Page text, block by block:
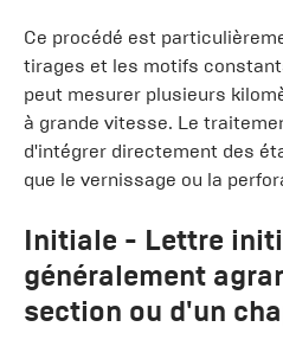
Ce procédé est
tirages et les motifs
peut mesurer plusieurs
à grande vitesse. Le
d'intégrer directement des
que le vernissage ou la
Initiale - Lettre
généralement
section ou d'un